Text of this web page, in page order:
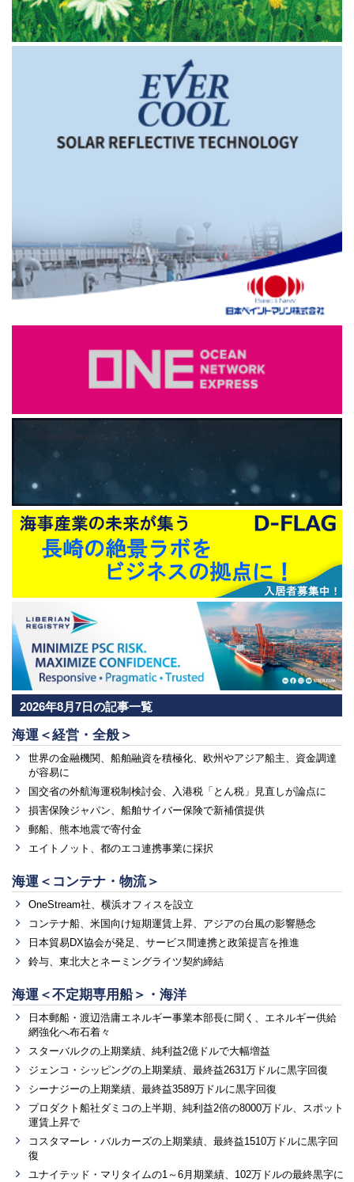
2026年8月7日の記事一覧
海運＜経営・全般＞
世界の金融機関、船舶融資を積極化、欧州やアジア船主、資金調達
が容易に
国交省の外航海運税制検討会、入港税「とん税」見直しが論点に
損害保険ジャパン、船舶サイバー保険で新補償提供
郵船、熊本地震で寄付金
エイトノット、都のエコ連携事業に採択
海運＜コンテナ・物流＞
OneStream社、横浜オフィスを設立
コンテナ船、米国向け短期運賃上昇、アジアの台風の影響懸念
日本貿易DX協会が発足、サービス間連携と政策提言を推進
鈴与、東北大とネーミングライツ契約締結
海運＜不定期専用船＞・海洋
日本郵船・渡辺浩庸エネルギー事業本部長に聞く、エネルギー供給
網強化へ布石着々
スターバルクの上期業績、純利益2億ドルで大幅増益
ジェンコ・シッピングの上期業績、最終益2631万ドルに黒字回復
シーナジーの上期業績、最終益3589万ドルに黒字回復
プロダクト船社ダミコの上半期、純利益2倍の8000万ドル、スポット
運賃上昇で
コスタマーレ・バルカーズの上期業績、最終益1510万ドルに黒字回
復
ユナイテッド・マリタイムの1～6月期業績、102万ドルの最終黒字に